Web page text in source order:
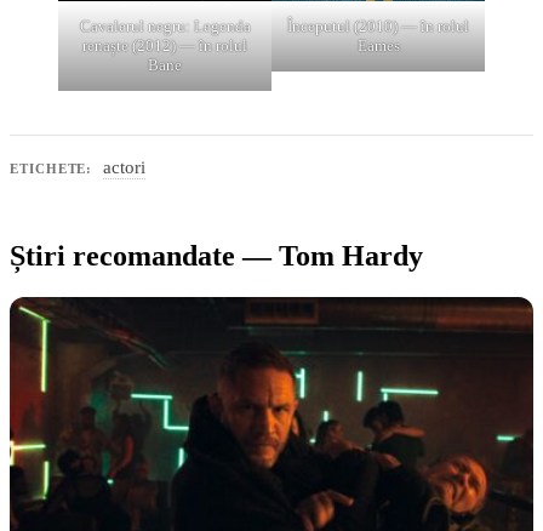
Cavalerul negru: Legenda
renaște (2012) — în rolul
Bane
Începutul (2010) — în rolul
Eames
ETICHETE: actori
Știri recomandate — Tom Hardy